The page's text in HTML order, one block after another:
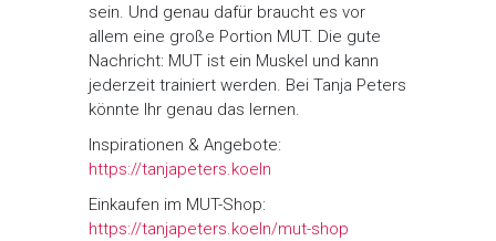
sein. Und genau dafür braucht es vor
allem eine große Portion MUT. Die gute
Nachricht: MUT ist ein Muskel und kann
jederzeit trainiert werden. Bei Tanja Peters
könnte Ihr genau das lernen.
Inspirationen & Angebote:
https://tanjapeters.koeln
Einkaufen im MUT-Shop:
https://tanjapeters.koeln/mut-shop